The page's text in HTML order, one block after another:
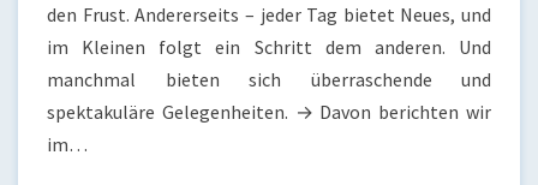
den Frust. Andererseits – jeder Tag bietet Neues, und
im Kleinen folgt ein Schritt dem anderen. Und
manchmal bieten sich überraschende und
spektakuläre Gelegenheiten. → Davon berichten wir
im…